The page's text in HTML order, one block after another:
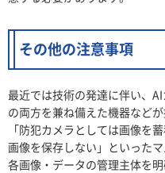
その他の注意事項
最近では技術の発達に伴い、
の両方を兼ね備えた機器など
「防犯カメラとしては画像を
画像を保存しない」といった
各画像・データの管理主体を